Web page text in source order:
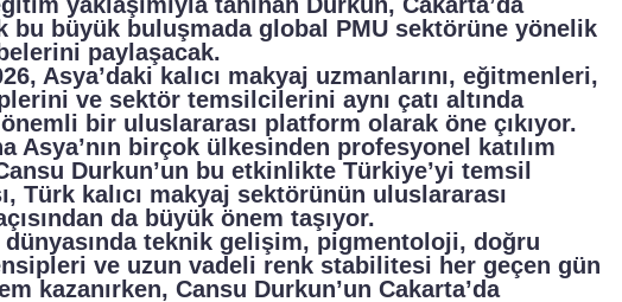
bu büyük buluşmada global PMU sektörüne yönelik
paylaşacak.
Asya’daki kalıcı makyaj uzmanlarını, eğitmenleri,
ve sektör temsilcilerini aynı çatı altında
bir uluslararası platform olarak öne çıkıyor.
Asya’nın birçok ülkesinden profesyonel katılım
Durkun’un bu etkinlikte Türkiye’yi temsil
Türk kalıcı makyaj sektörünün uluslararası
da büyük önem taşıyor.
dünyasında teknik gelişim, pigmentoloji, doğru
ve uzun vadeli renk stabilitesi her geçen gün
kazanırken, Cansu Durkun’un Cakarta’da